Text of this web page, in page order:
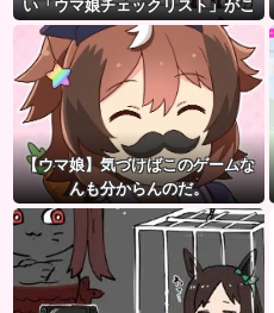
い「ウマ娘チェックリスト」がこ
ちら。
【ウマ娘】気づけばこのゲームな
んも分からんのだ。